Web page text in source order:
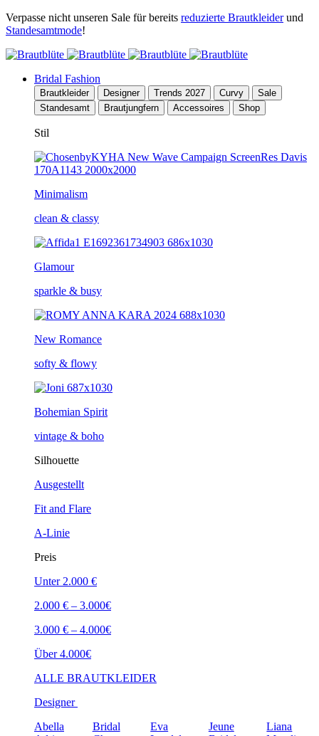
Verpasse nicht unseren Sale für bereits reduzierte Brautkleiderund
Standesamtmode!
Bridal Fashion
Brautkleider Designer Trends 2027 Curvy
Sale
Standesamt
Brautjungfern Accessoires Shop
Stil
Minimalism
clean & classy
Glamour
sparkle & busy
New Romance
softy & flowy
Bohemian Spirit
vintage & boho
Silhouette
Ausgestellt
Fit and Flare
A-Linie
Preis
Unter 2.000 €
2.000 € – 3.000€
3.000 € – 4.000€
Über 4.000€
ALLE BRAUTKLEIDER
Designer
Abella
Bridal
Eva
Jeune
Liana